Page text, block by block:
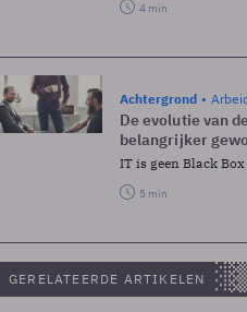
4 min
Achtergrond
De evolutie van
belangrijker
IT is geen Black Box
5 min
GERELATEERDE ARTIKELEN